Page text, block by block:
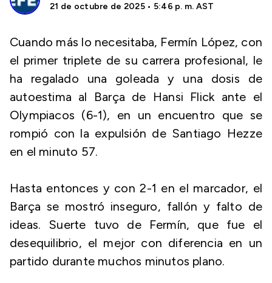
21 de octubre de 2025 • 5:46 p. m. AST
Cuando más lo necesitaba, Fermín López, con
el primer triplete de su carrera profesional, le
ha regalado una goleada y una dosis de
autoestima al Barça de Hansi Flick ante el
Olympiacos (6-1), en un encuentro que se
rompió con la expulsión de Santiago Hezze
en el minuto 57.
Hasta entonces y con 2-1 en el marcador, el
Barça se mostró inseguro, fallón y falto de
ideas. Suerte tuvo de Fermín, que fue el
desequilibrio, el mejor con diferencia en un
partido durante muchos minutos plano.